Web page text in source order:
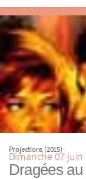
Projections (2015)
Dimanche 07 juin
Dragées